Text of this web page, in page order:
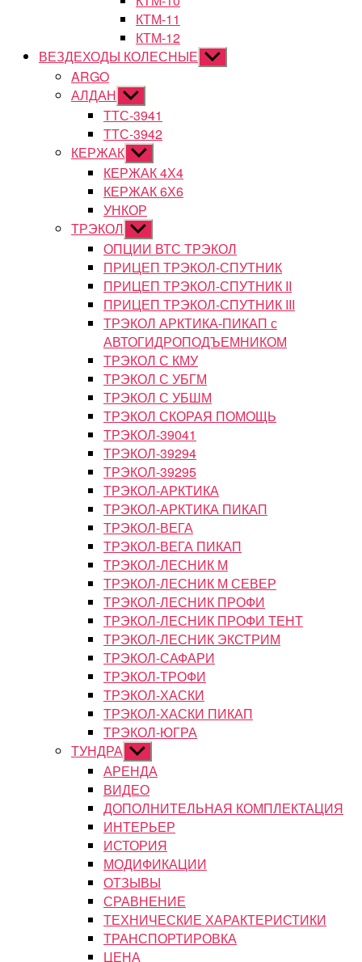
КТМ-11
КТМ-12
ВЕЗДЕХОДЫ КОЛЕСНЫЕ Показывать
подменю
ARGO
АЛДАН Показывать
подменю
ТТС-3941
ТТС-3942
КЕРЖАК Показывать
подменю
КЕРЖАК 4Х4
КЕРЖАК 6Х6
УНКОР
ТРЭКОЛ Показывать
подменю
ОПЦИИ ВТС ТРЭКОЛ
ПРИЦЕП ТРЭКОЛ-СПУТНИК
ПРИЦЕП ТРЭКОЛ-СПУТНИК II
ПРИЦЕП ТРЭКОЛ-СПУТНИК III
ТРЭКОЛ АРКТИКА-ПИКАП с
АВТОГИДРОПОДЪЕМНИКОМ
ТРЭКОЛ С КМУ
ТРЭКОЛ С УБГМ
ТРЭКОЛ С УБШМ
ТРЭКОЛ СКОРАЯ ПОМОЩЬ
ТРЭКОЛ-39041
ТРЭКОЛ-39294
ТРЭКОЛ-39295
ТРЭКОЛ-АРКТИКА
ТРЭКОЛ-АРКТИКА ПИКАП
ТРЭКОЛ-ВЕГА
ТРЭКОЛ-ВЕГА ПИКАП
ТРЭКОЛ-ЛЕСНИК М
ТРЭКОЛ-ЛЕСНИК М СЕВЕР
ТРЭКОЛ-ЛЕСНИК ПРОФИ
ТРЭКОЛ-ЛЕСНИК ПРОФИ ТЕНТ
ТРЭКОЛ-ЛЕСНИК ЭКСТРИМ
ТРЭКОЛ-САФАРИ
ТРЭКОЛ-ТРОФИ
ТРЭКОЛ-ХАСКИ
ТРЭКОЛ-ХАСКИ ПИКАП
ТРЭКОЛ-ЮГРА
ТУНДРА Показывать
подменю
АРЕНДА
ВИДЕО
ДОПОЛНИТЕЛЬНАЯ КОМПЛЕКТАЦИЯ
ИНТЕРЬЕР
ИСТОРИЯ
МОДИФИКАЦИИ
ОТЗЫВЫ
СРАВНЕНИЕ
ТЕХНИЧЕСКИЕ ХАРАКТЕРИСТИКИ
ТРАНСПОРТИРОВКА
ЦЕНА